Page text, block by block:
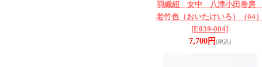
羽織紐 女中 八津小田巻
老竹色（おいたけいろ）（04
[E039-004]
7,700円(税込)